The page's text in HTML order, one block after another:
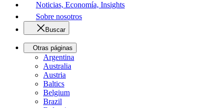
Noticias, Economía, Insights
Sobre nosotros
Buscar
Otras páginas
Argentina
Australia
Austria
Baltics
Belgium
Brazil